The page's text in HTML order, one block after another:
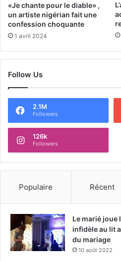
«Je chante pour le diable» ,
un artiste nigérian fait une
confession choquante
1 avril 2024
Follow Us
2.1M
Followers
126k
Followers
Populaire Récent
Le marié joue
infidèle au lit
du mariage
10 août 2022